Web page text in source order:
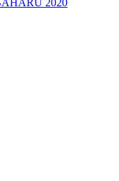
2020